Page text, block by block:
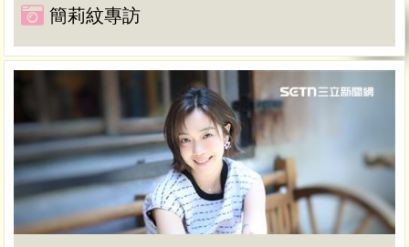
簡莉紋專訪